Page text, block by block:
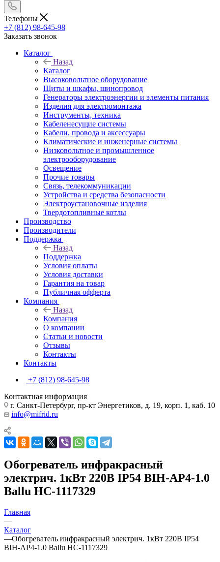
Телефоны
+7 (812) 98-645-98
Заказать звонок
Каталог
Назад
Каталог
Высоковольтное оборудование
Щиты и шкафы, шинопровод
Генераторы электроэнергии и элементы питания
Изделия для электромонтажа
Инструменты, техника
Кабеленесущие системы
Кабели, провода и аксессуары
Климатические и инженерные системы
Низковольтное и промышленное
электрооборудование
Освещение
Прочие товары
Связь, телекоммуникации
Устройства и средства безопасности
Электроустановочные изделия
Твердотопливные котлы
Производство
Производители
Поддержка
Назад
Поддержка
Условия оплаты
Условия доставки
Гарантия на товар
Публичная офферта
Компания
Назад
Компания
О компании
Статьи и новости
Отзывы
Контакты
Контакты
+7 (812) 98-645-98
Контактная информация
г. Санкт-Петербург, пр-кт Энергетиков, д. 19, корп. 1, каб. 10
info@mifrid.ru
Обогреватель инфракрасный
электрич. 1кВт 220В IP54 BIH-AP4-1.0
Ballu НС-1117329
Главная
—
Каталог
—Обогреватель инфракрасный электрич. 1кВт 220В IP54
BIH-AP4-1.0 Ballu НС-1117329